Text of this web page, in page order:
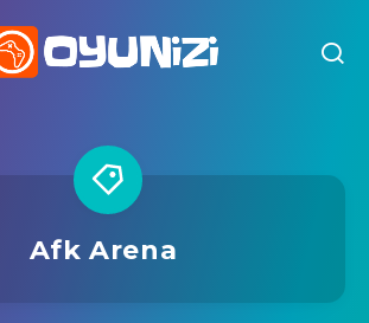
Afk Arena